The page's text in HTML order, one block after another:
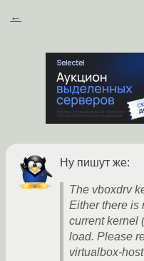
←
Ну пишут же:
The vboxdrv
Either there is
current kernel
load. Please
virtualbox-